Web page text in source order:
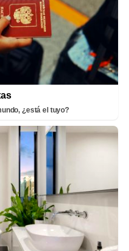
¿está el tuyo?